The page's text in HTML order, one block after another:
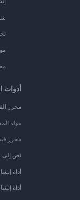
أدوات
محرر
مولد
محرر
نص إلى
أداة
أداة